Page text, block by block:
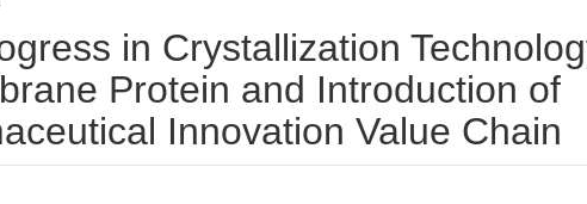
Protein and Introduction of
Innovation Value Chain